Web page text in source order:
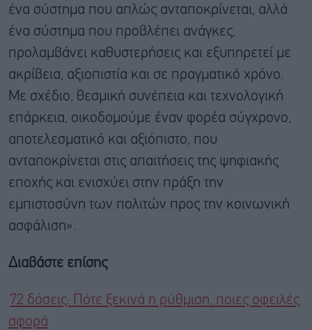
ένα σύστημα που απλώς ανταποκρίνεται, αλλά
ένα σύστημα που προβλέπει ανάγκες,
προλαμβάνει καθυστερήσεις και εξυπηρετεί με
ακρίβεια, αξιοπιστία και σε πραγματικό χρόνο.
Με σχέδιο, θεσμική συνέπεια και τεχνολογική
επάρκεια, οικοδομούμε έναν φορέα σύγχρονο,
αποτελεσματικό και αξιόπιστο, που
ανταποκρίνεται στις απαιτήσεις της ψηφιακής
εποχής και ενισχύει στην πράξη την
εμπιστοσύνη των πολιτών προς την κοινωνική
ασφάλιση».
Διαβάστε επίσης
72 δόσεις: Πότε ξεκινά η ρύθμιση, ποιες οφειλές
αφορά